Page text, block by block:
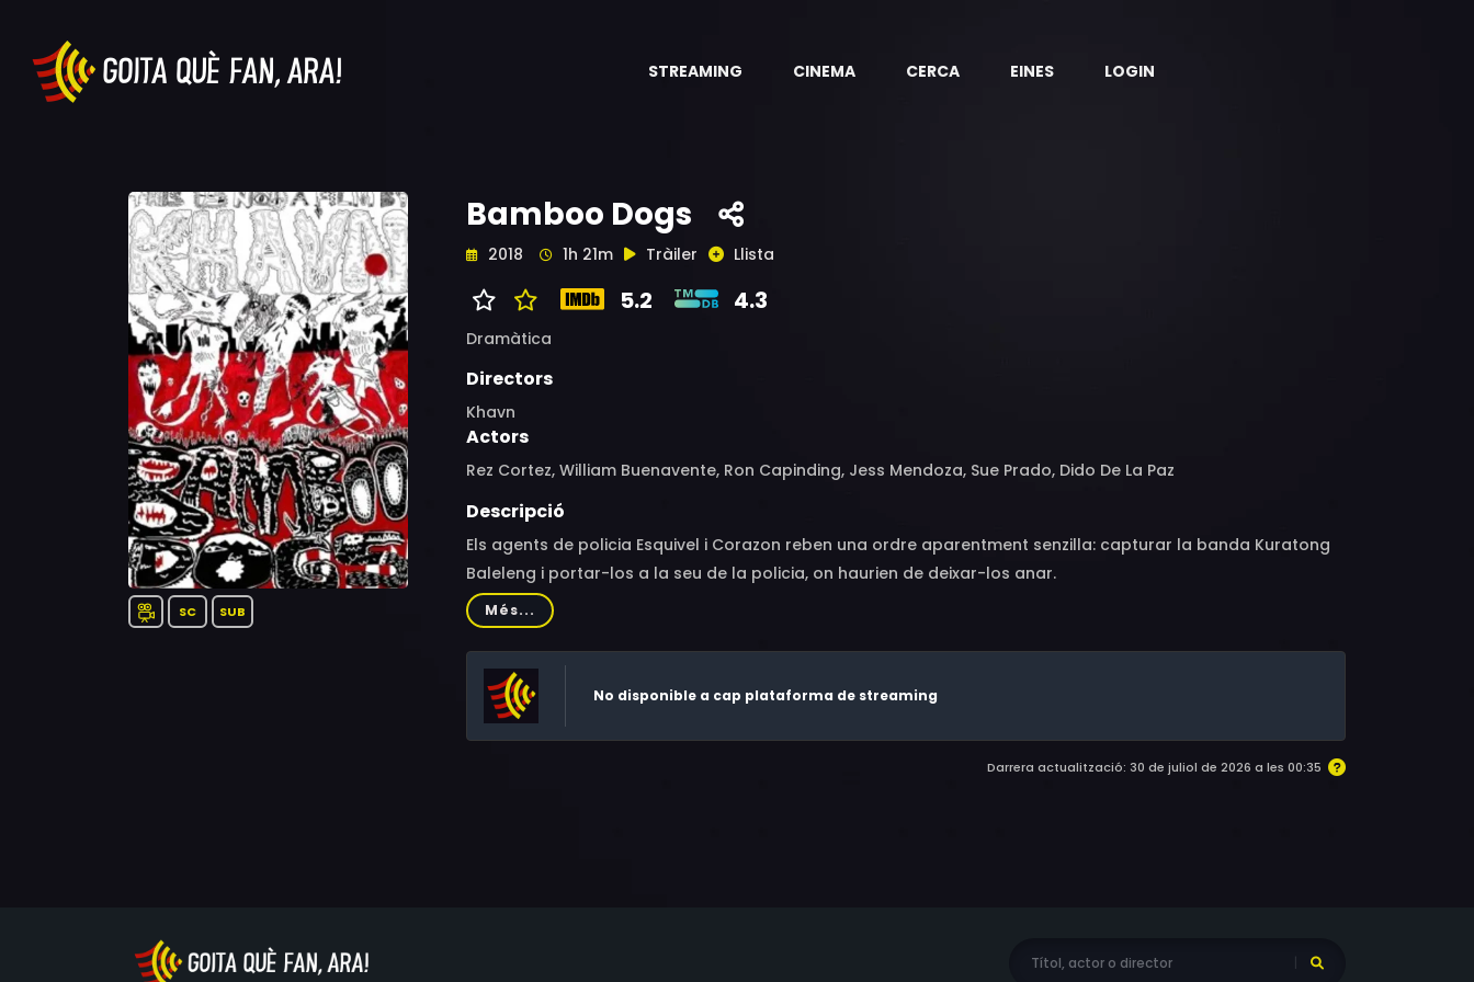
STREAMING CINEMA CERCA EINES LOGIN
SC SUB
Bamboo Dogs
2018 1h 21m Tràiler Llista
5.2 4.3
Dramàtica
Directors
Khavn
Actors
Rez Cortez, William Buenavente, Ron Capinding, Jess Mendoza, Sue Prado, Dido De La Paz
Descripció
Els agents de policia Esquivel i Corazon reben una ordre aparentment senzilla: capturar la banda Kuratong
Baleleng i portar-los a la seu de la policia, on haurien de deixar-los anar.
Més...
No disponible a cap plataforma de streaming
Darrera actualització: 30 de juliol de 2026 a les 00:35